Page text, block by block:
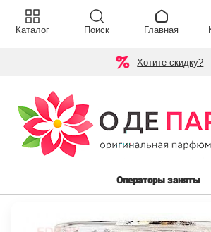
Хотите скидку?
Операторы заняты
Каталог Поиск Главная